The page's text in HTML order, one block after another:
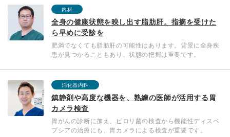
内科
全身の健康状態を映し出す脂肪肝。指摘を受けた
ら早めに受診を
肥満でなくても脂肪肝の可能性はあります。背景に全身疾
患が見つかることもあり、状態の把握は重要です。
消化器内科
鎮静剤や高度な機器を、熟練の医師が活用する胃
カメラ検査
胃がんの診断に加え、ピロリ菌の検査から機能性ディスペ
プシアの治療にも、胃カメラによる検査が重要です。